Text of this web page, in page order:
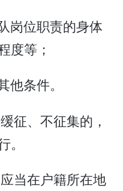
岗位职责的身体
度等；
他条件。
征、不征集的，
当在户籍所在地